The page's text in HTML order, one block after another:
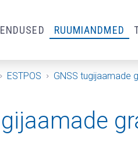
RUUMIANDMED
ESTPOS GNSS tugijaamade